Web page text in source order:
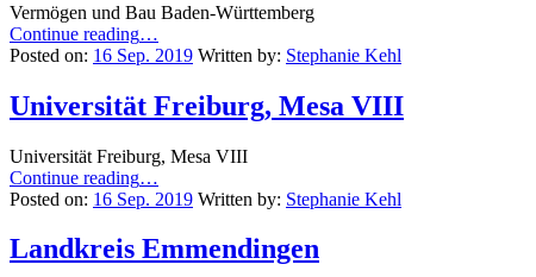
Vermögen und Bau Baden-Württemberg
Continue reading“Vermögen
und
Baden-
Württemberg”
…
Posted on: 16 Sep. 2019 Written by: Stephanie Kehl
Universität Freiburg, Mesa VIII
Universität Freiburg, Mesa VIII
Continue reading“Universität
Freiburg,
VIII”
…
Posted on: 16 Sep. 2019 Written by: Stephanie Kehl
Landkreis Emmendingen